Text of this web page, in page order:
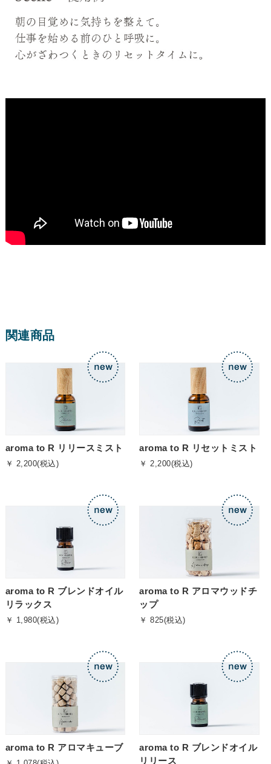
関連商品
aroma to R リリースミスト
￥ 2,200(税込)
aroma to R リセットミスト
￥ 2,200(税込)
aroma to R ブレンドオイル
リラックス
￥ 1,980(税込)
aroma to R アロマウッドチ
ップ
￥ 825(税込)
aroma to R アロマキューブ
aroma to R ブレンドオイル
リリース